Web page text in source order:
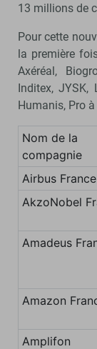
13 millions de
Pour cette
la première
Axéréal,
Inditex, JYSK,
Humanis, Pro
Nom de la
compagnie
Airbus France
AkzoNobel
Amadeus
Amazon
Amplifon